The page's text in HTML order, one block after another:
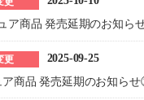
ア商品 発売延期のお知ら
更
2025-09-25
ア商品 発売延期のお知ら